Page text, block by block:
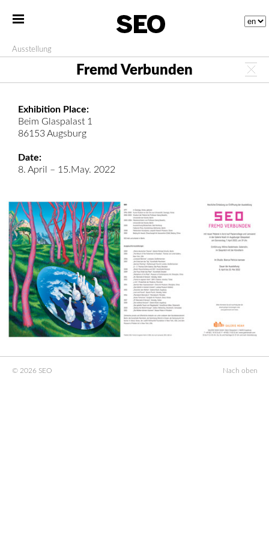
Fremd Verbunden
Ausstellung
Exhibition Place:
Beim Glaspalast 1
86153 Augsburg
Date:
8. April – 15.May. 2022
© 2026 SEO Nach oben